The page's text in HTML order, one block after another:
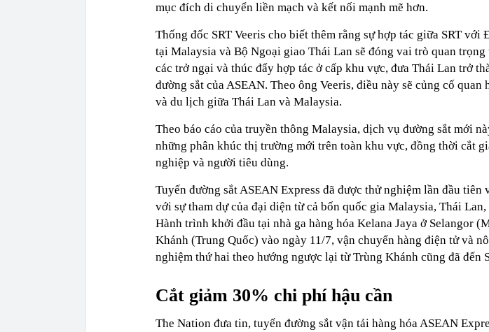
mục đích di chuyển liền mạch và kết nối mạnh mẽ hơn.
Thống đốc SRT Veeris cho biết thêm rằng sự hợp tác giữa SRT với
tại Malaysia và Bộ Ngoại giao Thái Lan sẽ đóng vai trò quan
các trở ngại và thúc đẩy hợp tác ở cấp khu vực, đưa Thái Lan trở
đường sắt của ASEAN. Theo ông Veeris, điều này sẽ củng cố quan
và du lịch giữa Thái Lan và Malaysia.
Theo báo cáo của truyền thông Malaysia, dịch vụ đường sắt mới
những phân khúc thị trường mới trên toàn khu vực, đồng thời cắt
nghiệp và người tiêu dùng.
Tuyến đường sắt ASEAN Express đã được thử nghiệm lần đầu tiên
với sự tham dự của đại diện từ cả bốn quốc gia Malaysia, Thái
Hành trình khởi đầu tại nhà ga hàng hóa Kelana Jaya ở Selangor
Khánh (Trung Quốc) vào ngày 11/7, vận chuyển hàng điện tử và
nghiệm thứ hai theo hướng ngược lại từ Trùng Khánh cũng đã đến
Cắt giảm 30% chi phí hậu cần
The Nation đưa tin, tuyến đường sắt vận tải hàng hóa ASEAN